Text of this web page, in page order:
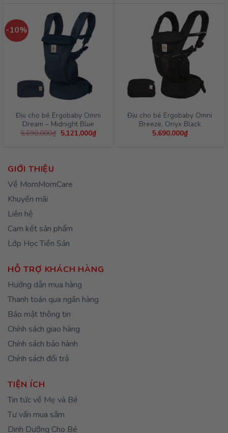
-10%
Địu cho bé Ergobaby Omni
Dream – Midnight Blue
5,690,000₫ Giá
gốc
5,121,000₫Giá
hiện
Địu cho bé Ergobaby Omni
Breeze, Onyx Black
5,690,000₫
GIỚI THIỆU
Về MomMomCare
Khuyến mãi
Liên hệ
Cam kết sản phẩm
Lớp Học Tiền Sản
HỖ TRỢ KHÁCH HÀNG
Hướng dẫn mua hàng
Thanh toán qua ngân hàng
Bảo mật thông tin
Chính sách giao hàng
Chính sách bảo hành
Chính sách đổi trả
TIỆN ÍCH
Tin tức về Mẹ và Bé
Tư vấn mua sắm
Dinh Dưỡng Cho Bé